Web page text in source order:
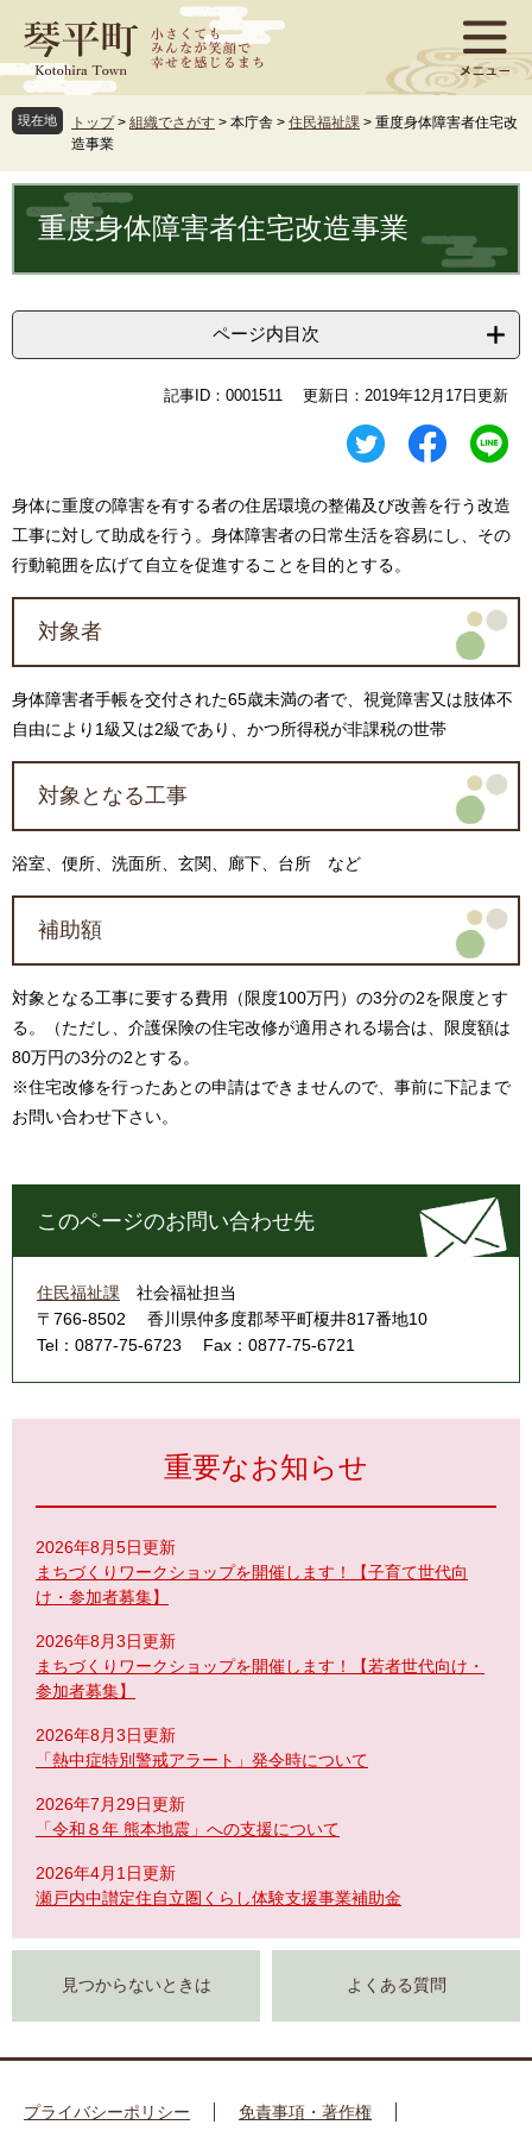
ジ
先
頭
す
ュ
を
飛
し
現在地 トップ > 組織でさがす > 本庁舎 > 住民福祉課 > 重度身体障害者住宅改
造事業
文 重度身体障害者住宅改造事業
ページ内目次
記事ID：0001511 更新日：2019年12月17日更新
身体に重度の障害を有する者の住居環境の整備及び改善を行う改造
工事に対して助成を行う。身体障害者の日常生活を容易にし、その
行動範囲を広げて自立を促進することを目的とする。
対象者
身体障害者手帳を交付された65歳未満の者で、視覚障害又は肢体不
自由により1級又は2級であり、かつ所得税が非課税の世帯
対象となる工事
浴室、便所、洗面所、玄関、廊下、台所 など
補助額
対象となる工事に要する費用（限度100万円）の3分の2を限度とす
る。（ただし、介護保険の住宅改修が適用される場合は、限度額は
80万円の3分の2とする。
※住宅改修を行ったあとの申請はできませんので、事前に下記まで
お問い合わせ下さい。
このページのお問い合わせ先
住民福祉課
社会福祉担当
〒766-8502
香川県仲多度郡琴平町榎井817番地10
Tel：0877-75-6723
Fax：0877-75-6721
重要なお知らせ
2026年8月5日更新
まちづくりワークショップを開催します！【子育て世代向
け・参加者募集】
2026年8月3日更新
まちづくりワークショップを開催します！【若者世代向け・
参加者募集】
2026年8月3日更新
「熱中症特別警戒アラート」発令時について
2026年7月29日更新
「令和８年 熊本地震」への支援について
2026年4月1日更新
瀬戸内中讃定住自立圏くらし体験支援事業補助金
見つからないときは よくある質問
プライバシーポリシー 免責事項・著作権